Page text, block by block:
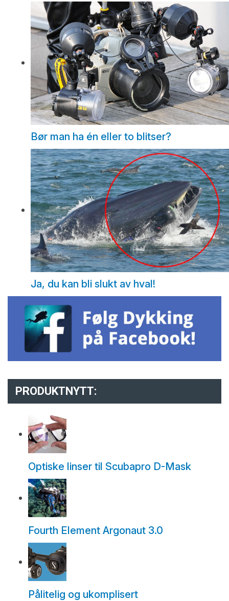
Bør man ha én eller to blitser?
Ja, du kan bli slukt av hval!
PRODUKTNYTT:
Optiske linser til Scubapro D-Mask
Fourth Element Argonaut 3.0
Pålitelig og ukomplisert